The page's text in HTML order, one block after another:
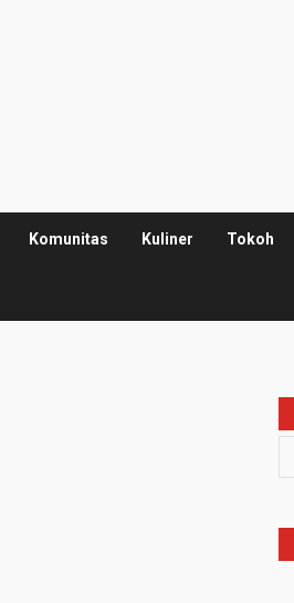
Komunitas Kuliner Tokoh